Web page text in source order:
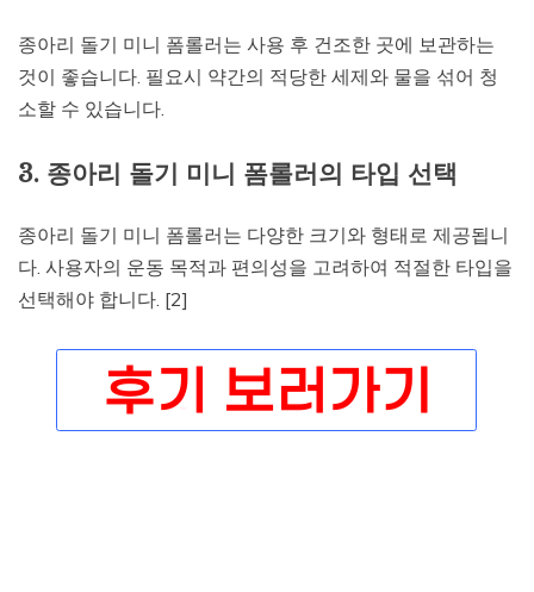
종아리 돌기 미니 폼롤러는 사용 후 건조한 곳에 보관하는
것이 좋습니다. 필요시 약간의 적당한 세제와 물을 섞어 청
소할 수 있습니다.
3. 종아리 돌기 미니 폼롤러의 타입 선택
종아리 돌기 미니 폼롤러는 다양한 크기와 형태로 제공됩니
다. 사용자의 운동 목적과 편의성을 고려하여 적절한 타입을
선택해야 합니다. [2]